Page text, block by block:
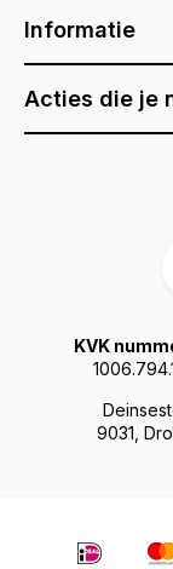
Informatie
Acties die je
9031,
KVK